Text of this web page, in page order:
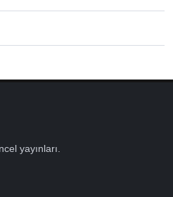
yayınları.